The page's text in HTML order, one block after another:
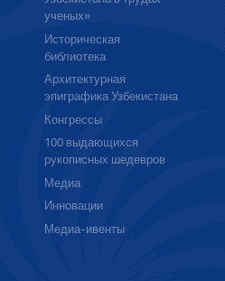
ученых»
Историческая
библиотека
Архитектурная
эпиграфика Узбекистана
Конгрессы
100 выдающихся
рукописных шедевров
Медиа
Инновации
Медиа-ивенты